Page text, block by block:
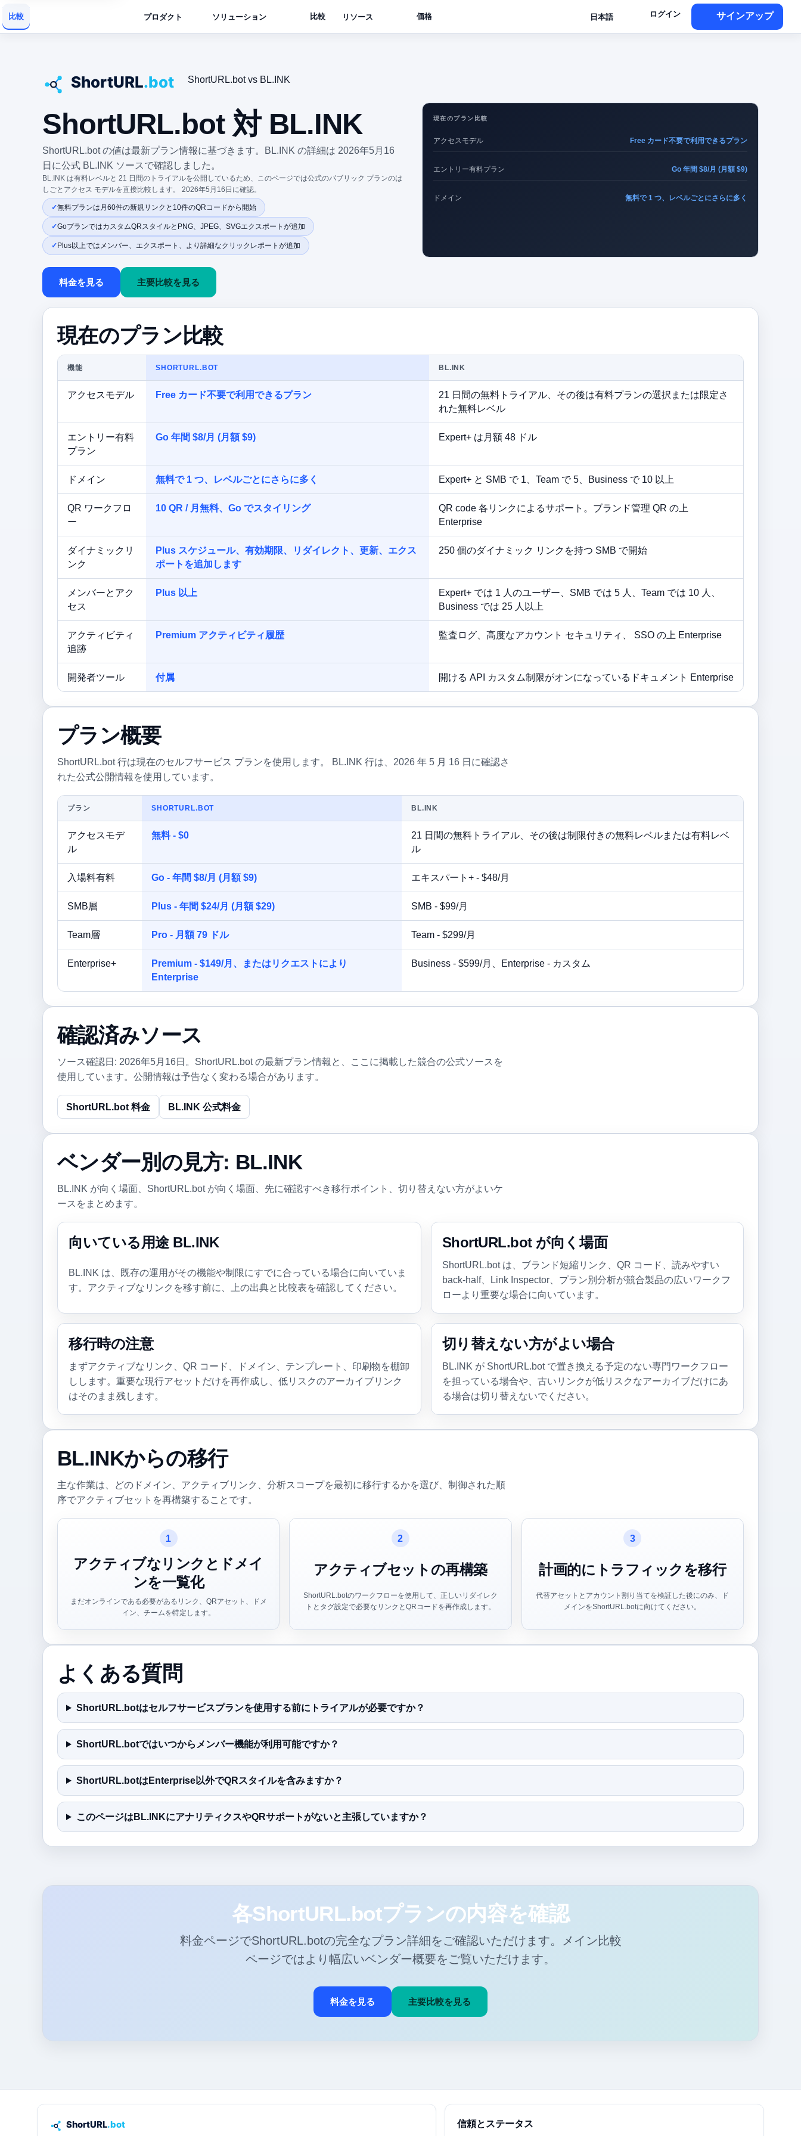
比較 プロダクト ソリューション 比較 リソース 価格 日本語 ログイン サインアップ
ShortURL.bot vs BL.INK
ShortURL.bot 対 BL.INK
ShortURL.bot の値は最新プラン情報に基づきます。BL.INK の詳細は 2026年5月16
日に公式 BL.INK ソースで確認しました。
BL.INK は有料レベルと 21 日間のトライアルを公開しているため、このページでは公式のパブリック プランのは
しごとアクセス モデルを直接比較します。 2026年5月16日に確認。
無料プランは月60件の新規リンクと10件のQRコードから開始
GoプランではカスタムQRスタイルとPNG、JPEG、SVGエクスポートが追加
Plus以上ではメンバー、エクスポート、より詳細なクリックレポートが追加
料金を見る 主要比較を見る
現在のプラン比較
アクセスモデル Free カード不要で利用できるプラン
エントリー有料プラン Go 年間 $8/月 (月額 $9)
ドメイン 無料で 1 つ、レベルごとにさらに多く
現在のプラン比較
機能 SHORTURL.BOT BL.INK
アクセスモデル Free カード不要で利用できるプラン
21 日間の無料トライアル、その後は有料プランの選択または限定さ
れた無料レベル
エントリー有料
プラン
Go 年間 $8/月 (月額 $9) Expert+ は月額 48 ドル
ドメイン 無料で 1 つ、レベルごとにさらに多く Expert+ と SMB で 1、Team で 5、Business で 10 以上
QR ワークフロ
ー
10 QR / 月無料、Go でスタイリング
QR code 各リンクによるサポート。ブランド管理 QR の上
Enterprise
ダイナミックリ
ンク
Plus スケジュール、有効期限、リダイレクト、更新、エクス
ポートを追加します
250 個のダイナミック リンクを持つ SMB で開始
メンバーとアク
セス
Plus 以上
Expert+ では 1 人のユーザー、SMB では 5 人、Team では 10 人、
Business では 25 人以上
アクティビティ
追跡
Premium アクティビティ履歴 監査ログ、高度なアカウント セキュリティ、 SSO の上 Enterprise
開発者ツール 付属 開ける API カスタム制限がオンになっているドキュメント Enterprise
プラン概要
ShortURL.bot 行は現在のセルフサービス プランを使用します。 BL.INK 行は、2026 年 5 月 16 日に確認さ
れた公式公開情報を使用しています。
プラン SHORTURL.BOT BL.INK
アクセスモデ
ル
無料 - $0
21 日間の無料トライアル、その後は制限付きの無料レベルまたは有料レベ
ル
入場料有料 Go - 年間 $8/月 (月額 $9) エキスパート+ - $48/月
SMB層 Plus - 年間 $24/月 (月額 $29) SMB - $99/月
Team層 Pro - 月額 79 ドル Team - $299/月
Enterprise+
Premium - $149/月、またはリクエストにより
Enterprise
Business - $599/月、Enterprise - カスタム
確認済みソース
ソース確認日: 2026年5月16日。ShortURL.bot の最新プラン情報と、ここに掲載した競合の公式ソースを
使用しています。公開情報は予告なく変わる場合があります。
ShortURL.bot 料金 BL.INK 公式料金
ベンダー別の見方: BL.INK
BL.INK が向く場面、ShortURL.bot が向く場面、先に確認すべき移行ポイント、切り替えない方がよいケ
ースをまとめます。
向いている用途 BL.INK
BL.INK は、既存の運用がその機能や制限にすでに合っている場合に向いていま
す。アクティブなリンクを移す前に、上の出典と比較表を確認してください。
ShortURL.bot が向く場面
ShortURL.bot は、ブランド短縮リンク、QR コード、読みやすい
back-half、Link Inspector、プラン別分析が競合製品の広いワークフ
ローより重要な場合に向いています。
移行時の注意
まずアクティブなリンク、QR コード、ドメイン、テンプレート、印刷物を棚卸
しします。重要な現行アセットだけを再作成し、低リスクのアーカイブリンク
はそのまま残します。
切り替えない方がよい場合
BL.INK が ShortURL.bot で置き換える予定のない専門ワークフロー
を担っている場合や、古いリンクが低リスクなアーカイブだけにあ
る場合は切り替えないでください。
BL.INKからの移行
主な作業は、どのドメイン、アクティブリンク、分析スコープを最初に移行するかを選び、制御された順
序でアクティブセットを再構築することです。
1
アクティブなリンクとドメイ
ンを一覧化
まだオンラインである必要があるリンク、QRアセット、ドメ
イン、チームを特定します。
2
アクティブセットの再構築
ShortURL.botのワークフローを使用して、正しいリダイレク
トとタグ設定で必要なリンクとQRコードを再作成します。
3
計画的にトラフィックを移行
代替アセットとアカウント割り当てを検証した後にのみ、ド
メインをShortURL.botに向けてください。
よくある質問
ShortURL.botはセルフサービスプランを使用する前にトライアルが必要ですか？
ShortURL.botではいつからメンバー機能が利用可能ですか？
ShortURL.botはEnterprise以外でQRスタイルを含みますか？
このページはBL.INKにアナリティクスやQRサポートがないと主張していますか？
各ShortURL.botプランの内容を確認
料金ページでShortURL.botの完全なプラン詳細をご確認いただけます。メイン比較
ページではより幅広いベンダー概要をご覧いただけます。
料金を見る 主要比較を見る
信頼とステータス